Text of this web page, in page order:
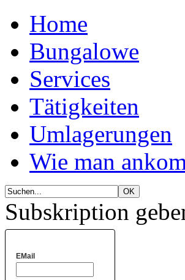
Home
Bungalowe
Services
Tätigkeiten
Umlagerungen
Wie man
Subskription
EMail